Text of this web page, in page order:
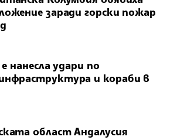
заради горски пожар
нанесла удари по
и кораби в
област Андалусия